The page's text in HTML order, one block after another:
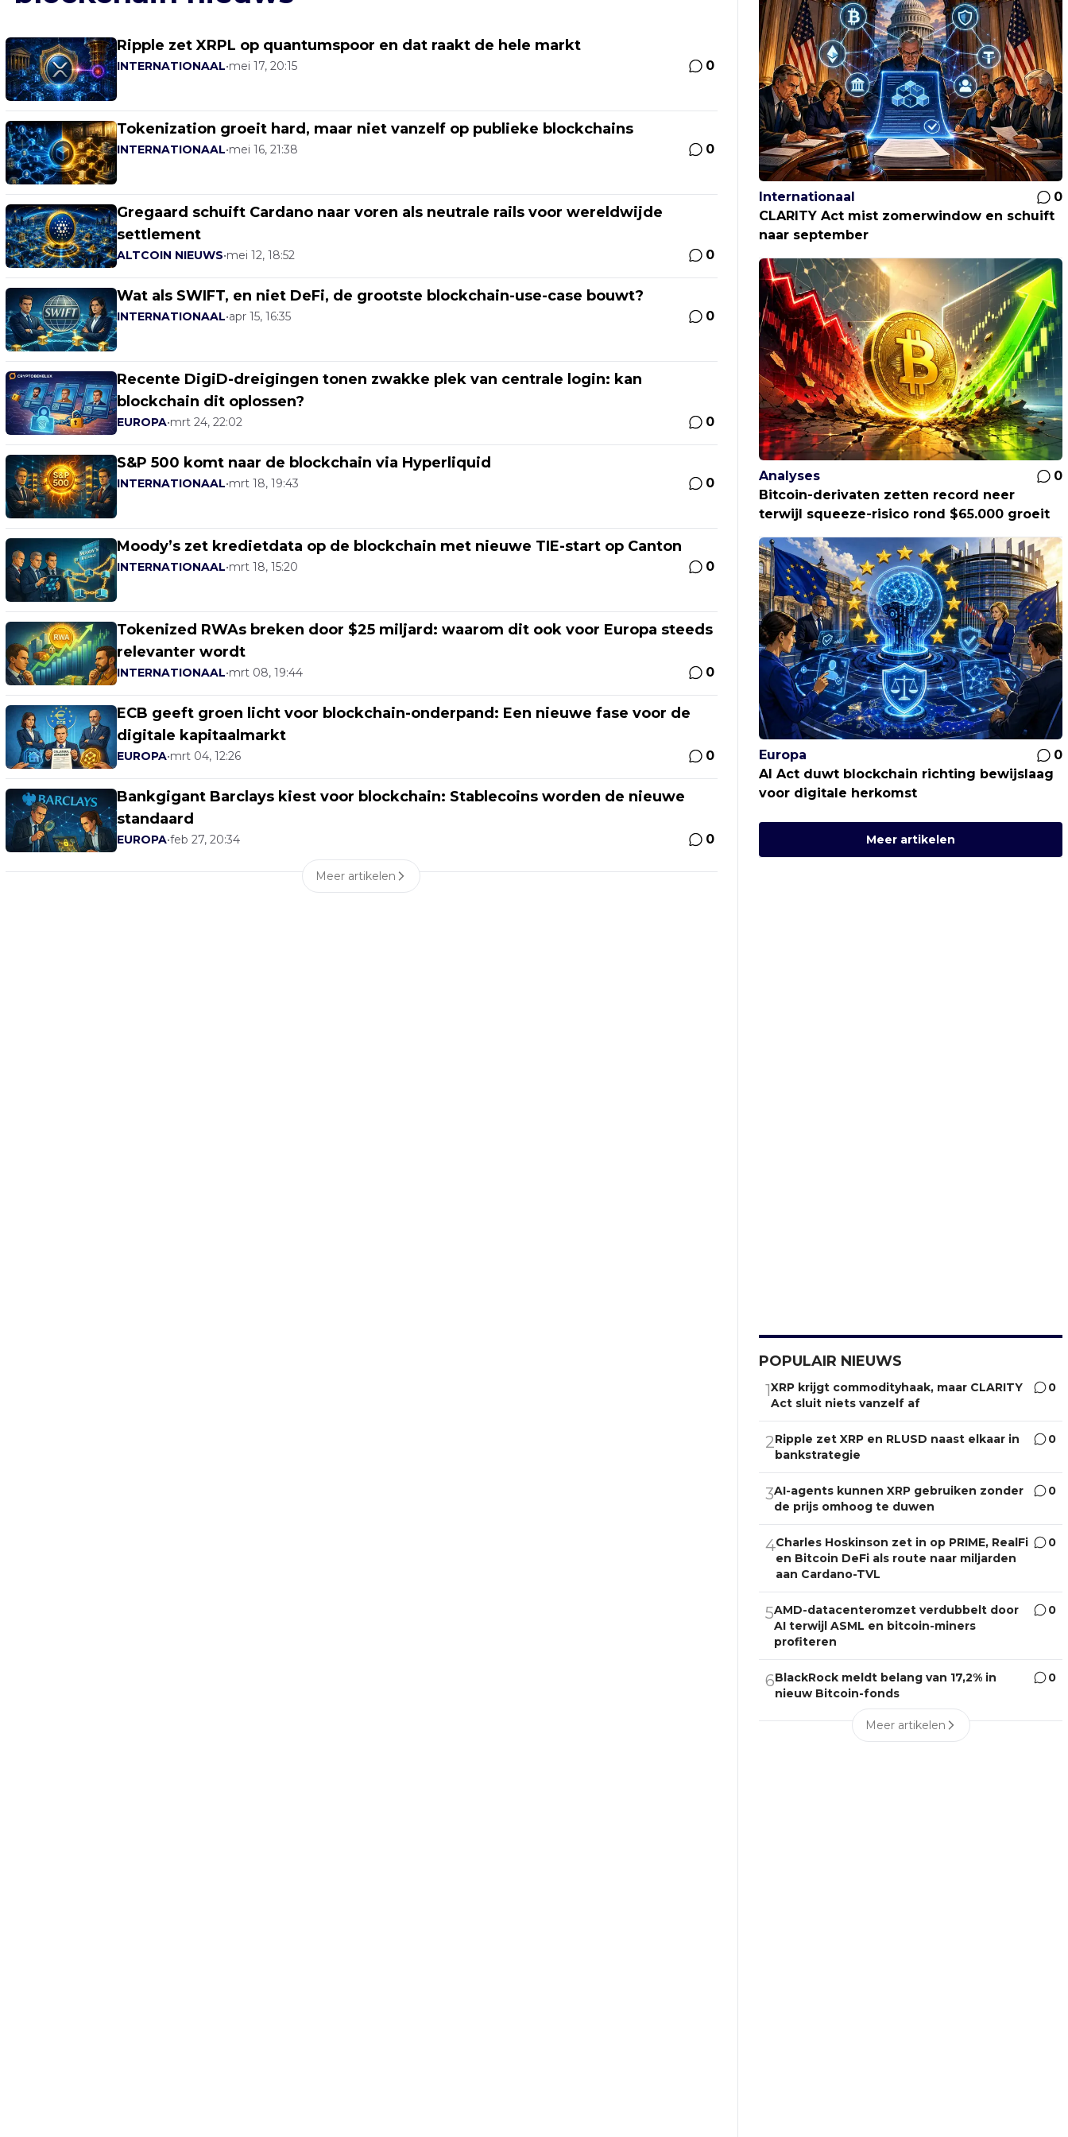
Ripple zet XRPL op quantumspoor en dat raakt de hele markt
INTERNATIONAAL•mei 17, 20:15 0
Tokenization groeit hard, maar niet vanzelf op publieke blockchains
INTERNATIONAAL•mei 16, 21:38 0
Gregaard schuift Cardano naar voren als neutrale rails voor wereldwijde
settlement
ALTCOIN NIEUWS•mei 12, 18:52 0
Wat als SWIFT, en niet DeFi, de grootste blockchain-use-case bouwt?
INTERNATIONAAL•apr 15, 16:35 0
Recente DigiD-dreigingen tonen zwakke plek van centrale login: kan
blockchain dit oplossen?
EUROPA•mrt 24, 22:02 0
S&P 500 komt naar de blockchain via Hyperliquid
INTERNATIONAAL•mrt 18, 19:43 0
Moody’s zet kredietdata op de blockchain met nieuwe TIE-start op Canton
INTERNATIONAAL•mrt 18, 15:20 0
Tokenized RWAs breken door $25 miljard: waarom dit ook voor Europa steeds
relevanter wordt
INTERNATIONAAL•mrt 08, 19:44 0
ECB geeft groen licht voor blockchain-onderpand: Een nieuwe fase voor de
digitale kapitaalmarkt
EUROPA•mrt 04, 12:26 0
Bankgigant Barclays kiest voor blockchain: Stablecoins worden de nieuwe
standaard
EUROPA•feb 27, 20:34 0
Meer artikelen
Internationaal
0
CLARITY Act mist zomerwindow en schuift
naar september
Analyses
0
Bitcoin-derivaten zetten record neer
terwijl squeeze-risico rond $65.000 groeit
Europa
0
AI Act duwt blockchain richting bewijslaag
voor digitale herkomst
Meer artikelen
POPULAIR NIEUWS
1XRP krijgt commodityhaak, maar CLARITY
Act sluit niets vanzelf af
0
2Ripple zet XRP en RLUSD naast elkaar in
bankstrategie
0
3AI-agents kunnen XRP gebruiken zonder
de prijs omhoog te duwen
0
4Charles Hoskinson zet in op PRIME, RealFi
en Bitcoin DeFi als route naar miljarden
aan Cardano-TVL
0
5AMD-datacenteromzet verdubbelt door
AI terwijl ASML en bitcoin-miners
profiteren
0
6BlackRock meldt belang van 17,2% in
nieuw Bitcoin-fonds
0
Meer artikelen